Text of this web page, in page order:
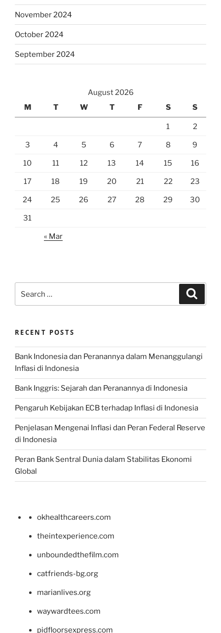
November 2024
October 2024
September 2024
August 2026
M
T W T F S S
1 2
3 4 5 6 7 8 9
10 11 12 13 14 15 16
17 18 19 20 21 22 23
24 25 26 27 28 29 30
31
« Mar
for:
RECENT POSTS
Bank Indonesia dan Peranannya dalam Menanggulangi
Inflasi di Indonesia
Bank Inggris: Sejarah dan Peranannya di Indonesia
Pengaruh Kebijakan ECB terhadap Inflasi di Indonesia
Penjelasan Mengenai Inflasi dan Peran Federal Reserve
di Indonesia
Peran Bank Sentral Dunia dalam Stabilitas Ekonomi
Global
okhealthcareers.com
theintexperience.com
unboundedthefilm.com
catfriends-bg.org
marianlives.org
waywardtees.com
pidfloorsexpress.com